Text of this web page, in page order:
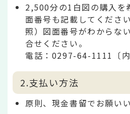
2,500分の1白図の購入を
面番号も記載してくださ
照）図面番号がわからな
合せください。
電話：0297-64-1111〔内
2.支払い方法
原則、現金書留でお願い